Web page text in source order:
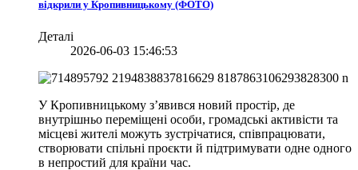
відкрили у Кропивницькому (ФОТО)
Деталі
2026-06-03 15:46:53
У Кропивницькому з’явився новий простір, де
внутрішньо переміщені особи, громадські активісти та
місцеві жителі можуть зустрічатися, співпрацювати,
створювати спільні проєкти й підтримувати одне одного
в непростий для країни час.